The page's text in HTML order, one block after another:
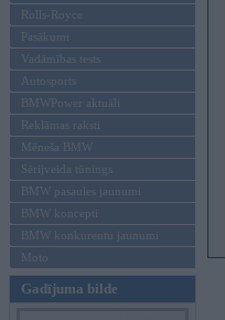
Rolls-Royce
Pasākumi
Vadāmības tests
Autosports
BMWPower aktuāli
Reklāmas raksti
Mēneša BMW
Sērijveida tūnings
BMW pasaules jaunumi
BMW koncepti
BMW konkurentu jaunumi
Moto
Gadījuma bilde